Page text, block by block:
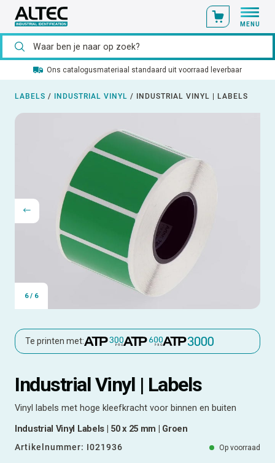
MENU
Ons catalogusmateriaal standaard uit voorraad leverbaar
LABELS / INDUSTRIAL VINYL / INDUSTRIAL VINYL | LABELS
6/ 6
Te printen met:
Industrial Vinyl | Labels
Vinyl labels met hoge kleefkracht voor binnen en buiten
Industrial Vinyl Labels | 50 x 25 mm | Groen
Artikelnummer: I021936 Op voorraad